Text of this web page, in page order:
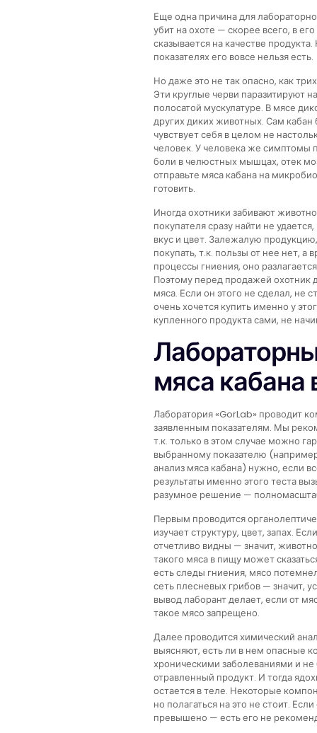
Еще одна причина для
убит на охоте — скорее всего, в
сказывается на качестве
показателях его вовсе нельзя есть.
Но даже это не так опасно, как
Эти круглые черви паразитируют
полосатой мускулатуре. В мясе
других диких животных. Сам кабан
чувствует себя в целом не
человек. У человека же симптомы
боли в челюстных мышцах, отек
отправьте мяса кабана на
готовить.
Иногда охотники забивают
покупателя сразу найти не
вкус и цвет. Залежалую
покупать, т.к. пользы от нее нет,
процессы гниения, оно
Поэтому перед продажей охотник
мяса. Если он этого не сделал, не
очень хочется купить именно у
купленного продукта сами, не
мяса кабана
Лаборатория «GorLab» проводит
заявленным показателям. Мы
т.к. только в этом случае можно
выбранному показателю
анализ мяса кабана) нужно, если
результаты именно этого теста
разумное решение —
Первым проводится
изучает структуру, цвет, запах.
отчетливо видны — значит,
такого мяса в пищу может
есть следы гниения, мясо
сеть плесневых грибов — значит,
вывод лаборант делает, если от
такое мясо запрещено.
Далее проводится химический
выясняют, есть ли в нем опасные
хроническими заболеваниями и
отравленный продукт. И тогда
остается в теле. Некоторые
но полагаться на это не стоит.
превышено — есть его не